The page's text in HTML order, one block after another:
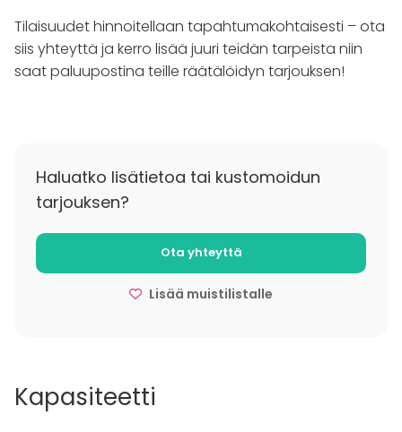
tapahtumiin elämyksellisiä aktiviteetteja, kuten
ulkoilua, saunomista tai erikoisohjelmaa Lapin
luonnossa. Tapahtuman voi kruunata esimerkiksi
Tilaisuudet hinnoitellaan tapahtumakohtaisesti – ota
siis yhteyttä ja kerro lisää juuri teidän tarpeista niin
saat paluupostina teille räätälöidyn tarjouksen!
Haluatko lisätietoa tai kustomoidun
tarjouksen?
Ota yhteyttä
Lisää muistilistalle
Kapasiteetti